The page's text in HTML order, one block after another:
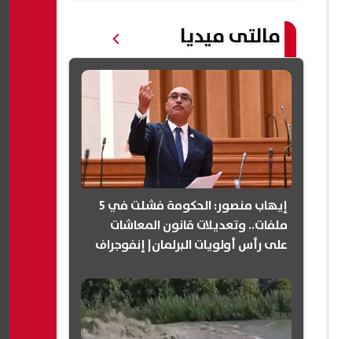
مالتى ميديا
إيهاب منصور: الحكومة فشلت في 5
ملفات.. وتعديلات قانون المعاشات
على رأس أولويات البرلمان| إنفوجراف